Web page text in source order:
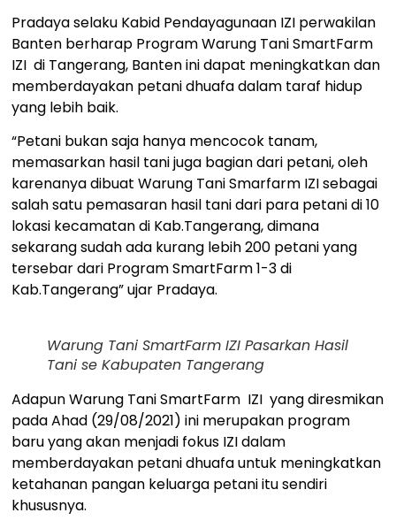
Pradaya selaku Kabid Pendayagunaan IZI perwakilan
Banten berharap Program Warung Tani SmartFarm
IZI di Tangerang, Banten ini dapat meningkatkan dan
memberdayakan petani dhuafa dalam taraf hidup
yang lebih baik.
“Petani bukan saja hanya mencocok tanam,
memasarkan hasil tani juga bagian dari petani, oleh
karenanya dibuat Warung Tani Smarfarm IZI sebagai
salah satu pemasaran hasil tani dari para petani di 10
lokasi kecamatan di Kab.Tangerang, dimana
sekarang sudah ada kurang lebih 200 petani yang
tersebar dari Program SmartFarm 1-3 di
Kab.Tangerang” ujar Pradaya.
Warung Tani SmartFarm IZI Pasarkan Hasil
Tani se Kabupaten Tangerang
Adapun Warung Tani SmartFarm IZI yang diresmikan
pada Ahad (29/08/2021) ini merupakan program
baru yang akan menjadi fokus IZI dalam
memberdayakan petani dhuafa untuk meningkatkan
ketahanan pangan keluarga petani itu sendiri
khususnya.